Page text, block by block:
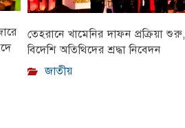
তেহরানে খামেনির দাফন প্রক্রিয়া শুরু,
বিদেশি অতিথিদের শ্রদ্ধা নিবেদন
জাতীয়